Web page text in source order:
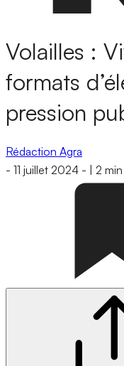
Volailles :
formats
pression
Rédaction Agra
- 11 juillet 2024 - 2 min